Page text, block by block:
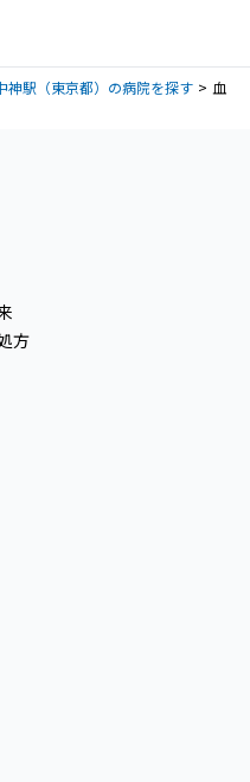
神駅（東京都）の病院を探す
血
方